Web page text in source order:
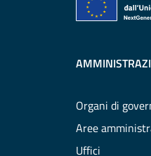
Organi di
Aree
Uffici